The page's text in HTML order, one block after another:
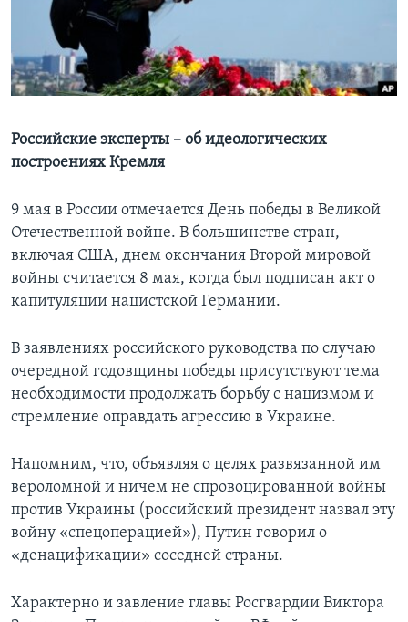
Learning English
СОЦИАЛЬНЫЕ СЕТИ
Языки
Российские эксперты – об идеологических
построениях Кремля
9 мая в России отмечается День победы в Великой
Отечественной войне. В большинстве стран,
включая США, днем окончания Второй мировой
войны считается 8 мая, когда был подписан акт о
капитуляции нацистской Германии.
В заявлениях российского руководства по случаю
очередной годовщины победы присутствуют тема
необходимости продолжать борьбу с нацизмом и
стремление оправдать агрессию в Украине.
Напомним, что, объявляя о целях развязанной им
вероломной и ничем не спровоцированной войны
против Украины (российский президент назвал эту
войну «спецоперацией»), Путин говорил о
«денацификации» соседней страны.
Характерно и завление главы Росгвардии Виктора